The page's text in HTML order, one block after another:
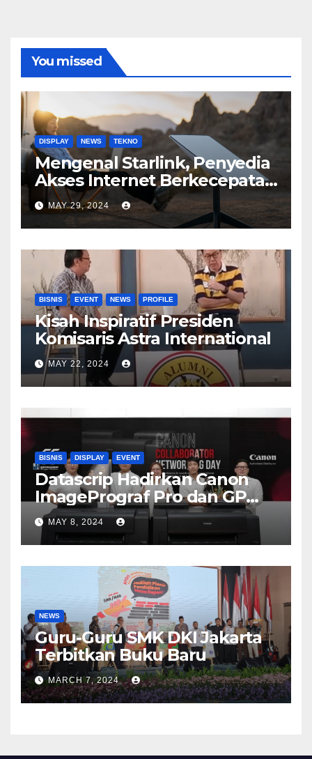
You missed
DISPLAY NEWS TEKNO
Mengenal Starlink, Penyedia
Akses Internet Berkecepatan
Tinggi
MAY 29, 2024
BISNIS EVENT NEWS PROFILE
Kisah Inspiratif Presiden
Komisaris Astra International
MAY 22, 2024
BISNIS DISPLAY EVENT
Datascrip Hadirkan Canon
ImagePrograf Pro dan GP
Series
MAY 8, 2024
NEWS
Guru-Guru SMK DKI Jakarta
Terbitkan Buku Baru
MARCH 7, 2024